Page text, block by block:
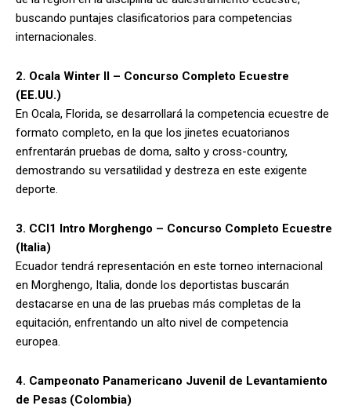
buscando puntajes clasificatorios para competencias
internacionales.
2. Ocala Winter II – Concurso Completo Ecuestre
(EE.UU.)
En Ocala, Florida, se desarrollará la competencia ecuestre de
formato completo, en la que los jinetes ecuatorianos
enfrentarán pruebas de doma, salto y cross-country,
demostrando su versatilidad y destreza en este exigente
deporte.
3. CCI1 Intro Morghengo – Concurso Completo Ecuestre
(Italia)
Ecuador tendrá representación en este torneo internacional
en Morghengo, Italia, donde los deportistas buscarán
destacarse en una de las pruebas más completas de la
equitación, enfrentando un alto nivel de competencia
europea.
4. Campeonato Panamericano Juvenil de Levantamiento
de Pesas (Colombia)